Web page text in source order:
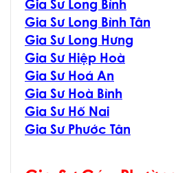
Gia Sư Long Bình
Gia Sư Long Bình Tân
Gia Sư Long Hưng
Gia Sư Hiệp Hoà
Gia Sư Hoá An
Gia Sư Hoà Bình
Gia Sư Hố Nai
Gia Sư Phước Tân